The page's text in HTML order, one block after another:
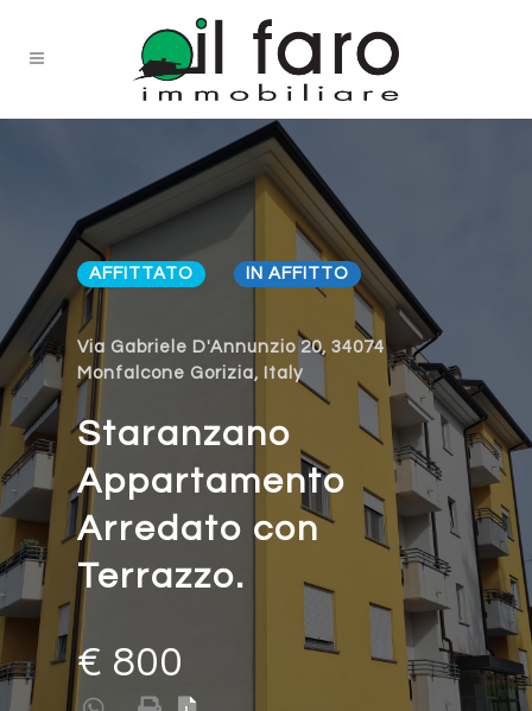
AFFITTATO IN AFFITTO
Via Gabriele D'Annunzio 20, 34074
Monfalcone Gorizia, Italy
Staranzano
Appartamento
Arredato con
Terrazzo.
€ 800